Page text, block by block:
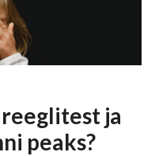
ja
peaks?